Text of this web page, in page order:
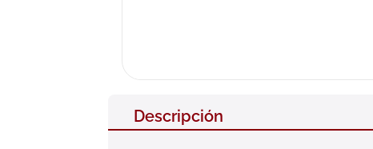
Descripción